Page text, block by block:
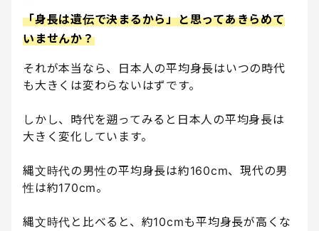
「身長は遺伝で決まるから」と思ってあきらめて
いませんか？
それが本当なら、日本人の平均身長はいつの時代
も大きくは変わらないはずです。
しかし、時代を遡ってみると日本人の平均身長は
大きく変化しています。
縄文時代の男性の平均身長は約160cm、現代の男
性は約170cm。
縄文時代と比べると、約10cmも平均身長が高くな